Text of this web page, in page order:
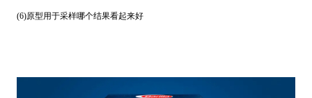
(6)原型用于采样哪个结果看起来好